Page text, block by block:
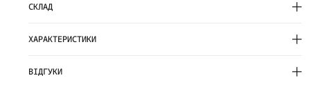
СКЛАД
ХАРАКТЕРИСТИКИ
ВІДГУКИ